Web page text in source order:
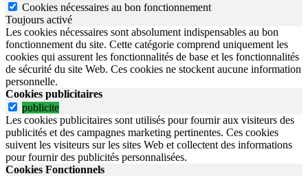
Cookies nécessaires au bon fonctionnement
Toujours activé
Les cookies nécessaires sont absolument indispensables au bon
fonctionnement du site. Cette catégorie comprend uniquement les
cookies qui assurent les fonctionnalités de base et les fonctionnalités
de sécurité du site Web. Ces cookies ne stockent aucune information
personnelle.
Cookies publicitaires
publicite
Les cookies publicitaires sont utilisés pour fournir aux visiteurs des
publicités et des campagnes marketing pertinentes. Ces cookies
suivent les visiteurs sur les sites Web et collectent des informations
pour fournir des publicités personnalisées.
Cookies Fonctionnels